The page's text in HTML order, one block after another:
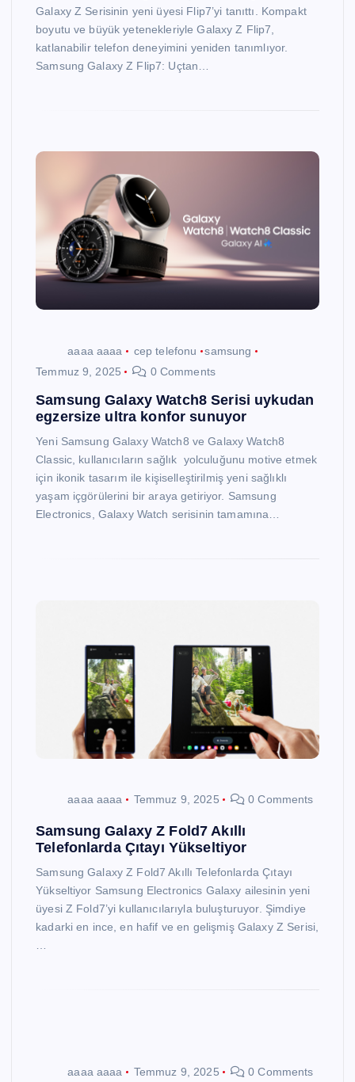
Galaxy Z Serisinin yeni üyesi Flip7’yi tanıttı. Kompakt
boyutu ve büyük yetenekleriyle Galaxy Z Flip7,
katlanabilir telefon deneyimini yeniden tanımlıyor.
Samsung Galaxy Z Flip7: Uçtan…
aaaa aaaa cep telefonu
samsung
Temmuz 9, 2025
0 Comments
Samsung Galaxy Watch8 Serisi uykudan
egzersize ultra konfor sunuyor
Yeni Samsung Galaxy Watch8 ve Galaxy Watch8
Classic, kullanıcıların sağlık yolculuğunu motive etmek
için ikonik tasarım ile kişiselleştirilmiş yeni sağlıklı
yaşam içgörülerini bir araya getiriyor. Samsung
Electronics, Galaxy Watch serisinin tamamına…
aaaa aaaa Temmuz 9, 2025 0 Comments
Samsung Galaxy Z Fold7 Akıllı
Telefonlarda Çıtayı Yükseltiyor
Samsung Galaxy Z Fold7 Akıllı Telefonlarda Çıtayı
Yükseltiyor Samsung Electronics Galaxy ailesinin yeni
üyesi Z Fold7’yi kullanıcılarıyla buluşturuyor. Şimdiye
kadarki en ince, en hafif ve en gelişmiş Galaxy Z Serisi,
aaaa aaaa Temmuz 9, 2025 0 Comments